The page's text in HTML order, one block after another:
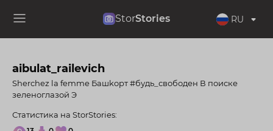
StorStories RU
aibulat_railevich
Sherchez la femme Башkорт #будь_свободен В поиске
зеленоглазой Э
Статистика на StorStories: